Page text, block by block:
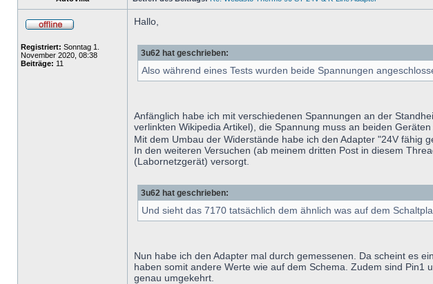
Registriert: Sonntag 1.
November 2020, 08:38
Beiträge: 11
Hallo,
3u62 hat geschrieben:
Also während eines Tests wurden beide Spannungen
Anfänglich habe ich mit verschiedenen Spannungen an der
verlinkten Wikipedia Artikel), die Spannung muss an beiden
Mit dem Umbau der Widerstände habe ich den Adapter "24V fähig
In den weiteren Versuchen (ab meinem dritten Post in diesem
(Labornetzgerät) versorgt.
3u62 hat geschrieben:
Und sieht das 7170 tatsächlich dem ähnlich was auf dem
Nun habe ich den Adapter mal durch gemessenen. Da scheint es
haben somit andere Werte wie auf dem Schema. Zudem sind
genau umgekehrt.